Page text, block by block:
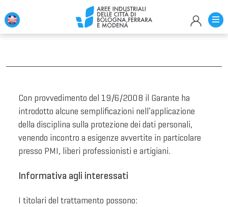
Con provvedimento del 19/6/2008 il Garante ha
introdotto alcune semplificazioni nell’applicazione
della disciplina sulla protezione dei dati personali,
venendo incontro a esigenze avvertite in particolare
presso PMI, liberi professionisti e artigiani.
Informativa agli interessati
I titolari del trattamento possono: